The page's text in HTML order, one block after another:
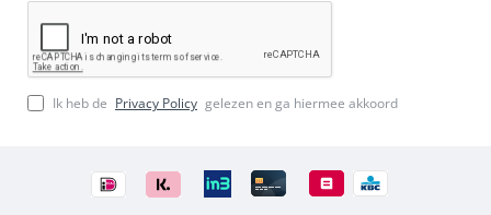
Ik heb de Privacy Policy gelezen en ga hiermee akkoord